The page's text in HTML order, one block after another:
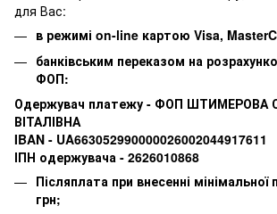
для Вас:
в режимі on-line картою Visa,
банківським переказом на
ФОП:
Одержувач платежу - ФОП ШТИМЕРОВА
ВІТАЛІВНА
IBAN - UA663052990000026002044917611
ІПН одержувача - 2626010868
Післяплата при внесенні
грн;